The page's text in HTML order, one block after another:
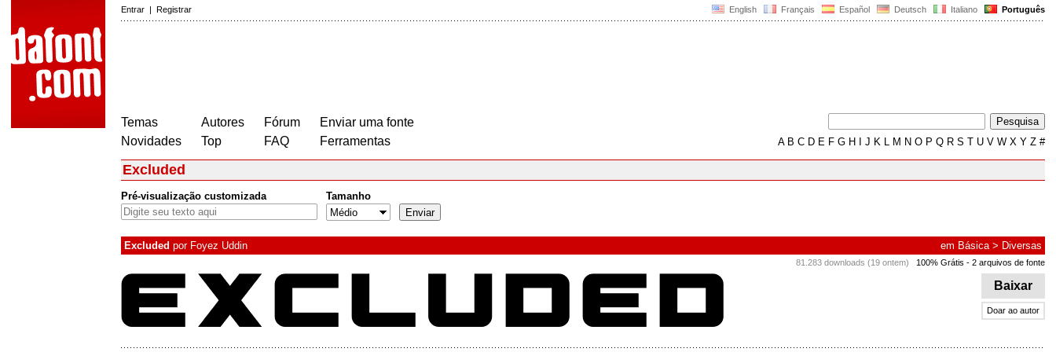
English Français Español Deutsch Italiano Português
Entrar | Registrar
Temas
Novidades
Autores
Top
Fórum
FAQ
Enviar uma fonte
Ferramentas
AB C D E F G H J K L M N O P Q R S T U V W X Y Z #
Excluded
Pré-visualização customizada Tamanho
Excluded por Foyez Uddin em Básica> Diversas
81.283 downloads (19 ontem) 100% Grátis - 2 arquivos de fonte
Baixar
Doar ao autor